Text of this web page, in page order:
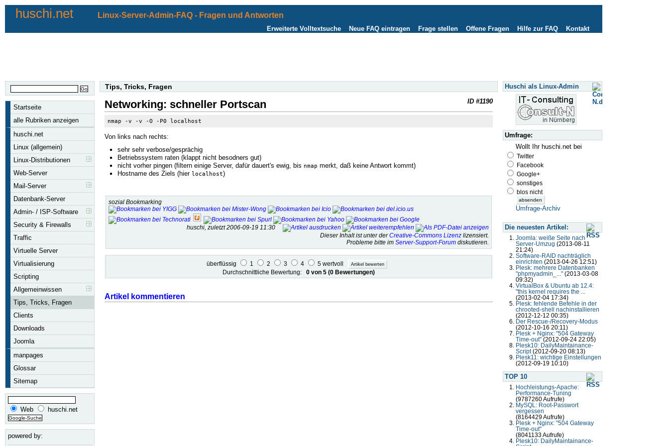
huschi.net Linux-Server-Admin-FAQ - Fragen und Antworten
Kontakt
Hilfe zur FAQ
Offene Fragen
Frage stellen
Neue FAQ eintragen
Erweiterte Volltextsuche
Startseite
alle Rubriken anzeigen
huschi.net
Linux (allgemein)
Linux-Distributionen
Web-Server
Mail-Server
Datenbank-Server
Admin- / ISP-Software
Security & Firewalls
Traffic
Virtuelle Server
Virtualisierung
Scripting
Allgemeinwissen
Tips, Tricks, Fragen
Clients
Downloads
Joomla
manpages
Glossar
Sitemap
Web huschi.net
powered by:
Huschi als Linux-Admin
Umfrage:
Wollt Ihr huschi.net bei
Twitter
Facebook
Google+
sonstiges
blos nicht
Umfrage-Archiv
Die neuesten Artikel:
Joomla: weiße Seite nach
Server-Umzug (2013-08-11
21:24)
Software-RAID nachträglich
einrichten (2013-04-26 12:51)
Plesk: mehrere Datenbanken
"phpmyadmin_..."(2013-03-08
09:32)
VirtualBox & Ubuntu ab 12.4:
"this kernel requires the ...
(2013-02-04 17:34)
Plesk: fehlende Befehle in der
chrooted-shell nachinstallieren
(2012-12-12 00:35)
Der Rescue-/Recovery-Modus
(2012-10-16 20:11)
Plesk + Nginx: "504 Gateway
Time-out"(2012-09-24 22:05)
Plesk10: DailyMaintainance-
Script(2012-09-20 08:13)
Plesk11: wichtige Einstellungen
(2012-09-19 10:10)
TOP 10
Hochleistungs-Apache:
Performance-Tuning
(9787260 Aufrufe)
MySQL: Root-Passwort
vergessen
(8164429 Aufrufe)
Plesk + Nginx: "504 Gateway
Time-out"
(8041133 Aufrufe)
Plesk10: DailyMaintainance-
Tips, Tricks, Fragen
ID #1190
Networking: schneller Portscan
nmap -v -v -O -P0 localhost
Von links nach rechts:
sehr sehr verbose/gesprächig
Betriebssystem raten (klappt nicht besodners gut)
nicht vorher pingen (filtern einige Server, dafür dauert's ewig, bis nmap merkt, daß keine Antwort kommt)
Hostname des Ziels (hier localhost)
sozial Bookmarking
huschi, zuletzt 2006-09-19 11:30
Dieser Inhalt ist unter derCreative-Commons Lizenzlizensiert.
Probleme bitte im Server-Support-Forumdiskutieren.
überflüssig 1 2 3 4
5 wertvoll
Durchschnittliche Bewertung: 0 von 5 (0 Bewertungen)
Artikel kommentieren